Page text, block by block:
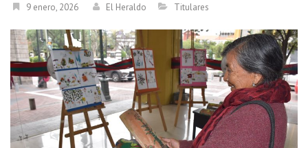
9 enero, 2026 El Heraldo Titulares